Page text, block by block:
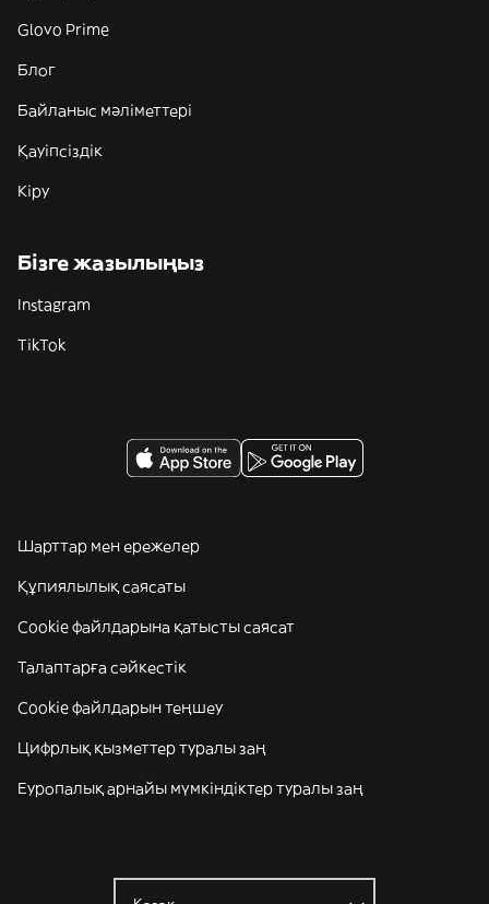
Glovo Prime
Блог
Байланыс мәліметтері
Қауіпсіздік
Кіру
Бізге жазылыңыз
Instagram
TikTok
Шарттар мен ережелер
Құпиялылық саясаты
Cookie файлдарына қатысты саясат
Талаптарға сәйкестік
Cookie файлдарын теңшеу
Цифрлық қызметтер туралы заң
Еуропалық арнайы мүмкіндіктер туралы заң